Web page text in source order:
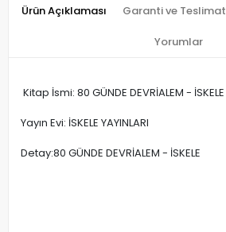
Ürün Açıklaması Garanti ve Teslimat
Yorumlar
Kitap İsmi: 80 GÜNDE DEVRİALEM - İSKELE
Yayın Evi: İSKELE YAYINLARI
Detay:80 GÜNDE DEVRİALEM - İSKELE